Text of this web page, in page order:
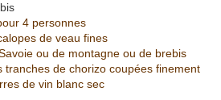
4 personnes
de veau fines
ou de montagne ou de brebis
tranches de chorizo coupées finement
de vin blanc sec